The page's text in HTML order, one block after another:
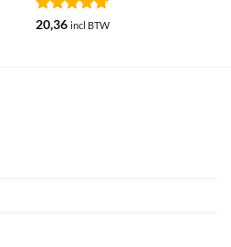
Gewaardeerd
20,36 incl BTW